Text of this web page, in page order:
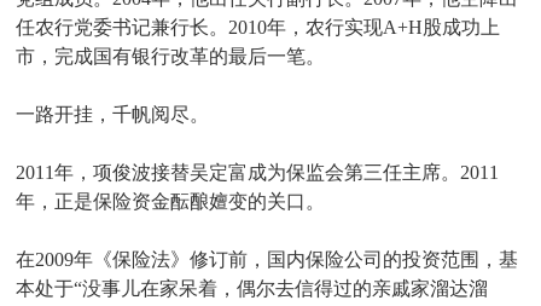
任农行党委书记兼行长。2010年，农行实现A+H股成功上
市，完成国有银行改革的最后一笔。
一路开挂，千帆阅尽。
2011年，项俊波接替吴定富成为保监会第三任主席。2011
年，正是保险资金酝酿嬗变的关口。
在2009年《保险法》修订前，国内保险公司的投资范围，基
本处于“没事儿在家呆着，偶尔去信得过的亲戚家溜达溜